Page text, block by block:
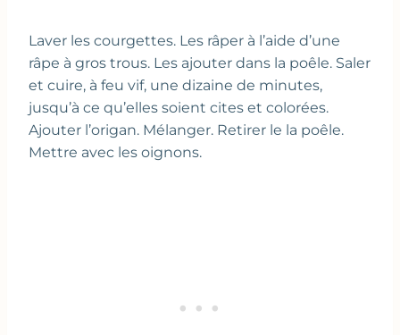
Laver les courgettes. Les râper à l’aide d’une
râpe à gros trous. Les ajouter dans la poêle. Saler
et cuire, à feu vif, une dizaine de minutes,
jusqu’à ce qu’elles soient cites et colorées.
Ajouter l’origan. Mélanger. Retirer le la poêle.
Mettre avec les oignons.